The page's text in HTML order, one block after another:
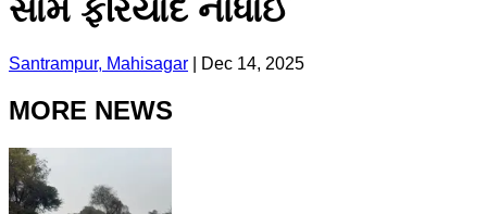
સામે ફરિયાદ નોંધાઈ
Santrampur, Mahisagar Dec 14, 2025
MORE NEWS